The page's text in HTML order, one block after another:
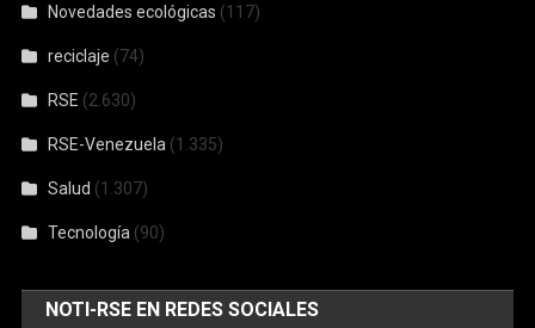
Novedades ecológicas (117)
reciclaje (74)
RSE (2.630)
RSE-Venezuela (1.335)
Salud (1.307)
Tecnología (90)
NOTI-RSE EN REDES SOCIALES